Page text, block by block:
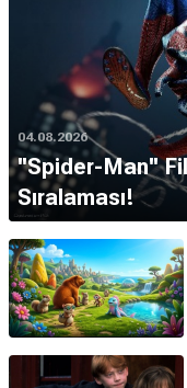
04.08.2026
''Spider-Man''
Sıralaması!